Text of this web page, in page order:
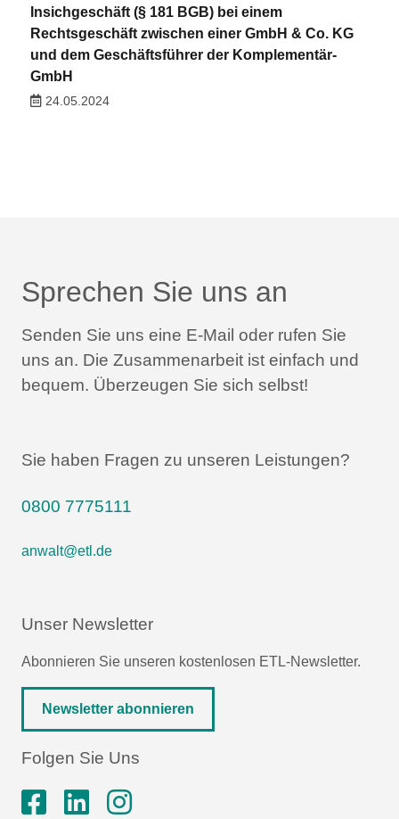
Insichgeschäft (§ 181 BGB) bei einem
Rechtsgeschäft zwischen einer GmbH & Co. KG
und dem Geschäftsführer der Komplementär-
GmbH
24.05.2024
Sprechen Sie uns an
Senden Sie uns eine E-Mail oder rufen Sie
uns an. Die Zusammenarbeit ist einfach und
bequem. Überzeugen Sie sich selbst!
Sie haben Fragen zu unseren Leistungen?
0800 7775111
anwalt@etl.de
Unser Newsletter
Abonnieren Sie unseren kostenlosen ETL-Newsletter.
Newsletter abonnieren
Folgen Sie Uns